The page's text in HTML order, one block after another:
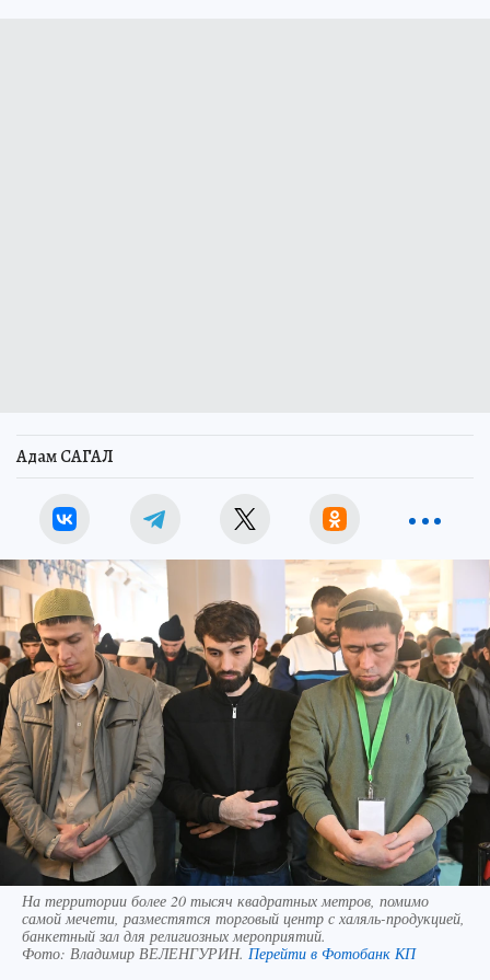
Адам САГАЛ
На территории более 20 тысяч квадратных метров, помимо
самой мечети, разместятся торговый центр с халяль-продукцией,
банкетный зал для религиозных мероприятий.
Фото: Владимир ВЕЛЕНГУРИН. Перейти в Фотобанк КП